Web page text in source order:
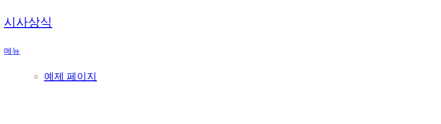
내
시사상식
메뉴
예제 페이지